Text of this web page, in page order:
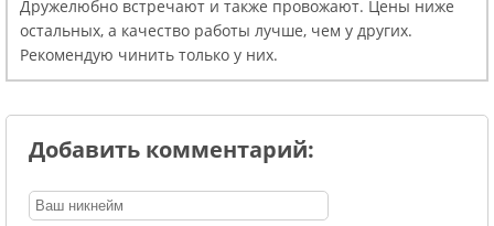
Дружелюбно встречают и также провожают. Цены ниже
остальных, а качество работы лучше, чем у других.
Рекомендую чинить только у них.
Добавить комментарий: